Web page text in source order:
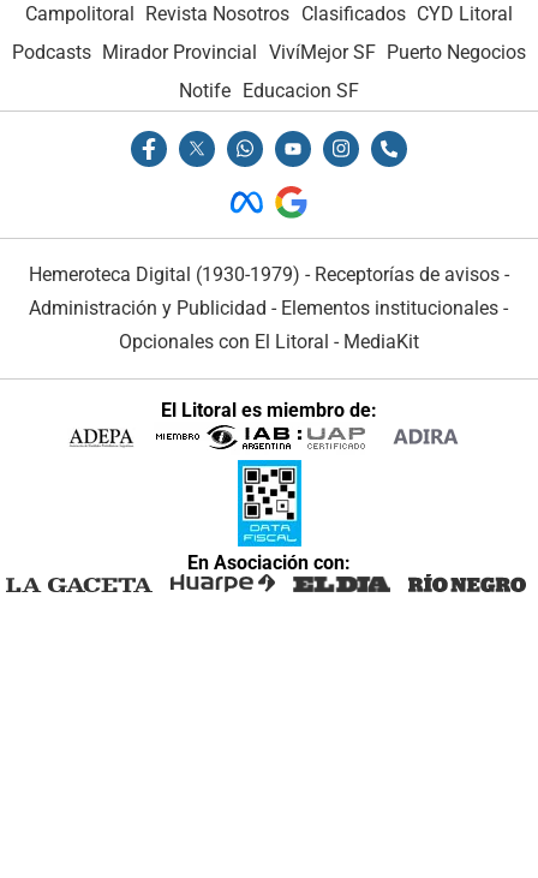
Campolitoral Revista Nosotros Clasificados CYD Litoral
Podcasts Mirador Provincial VivíMejor SF Puerto Negocios
Notife Educacion SF
Hemeroteca Digital (1930-1979) - Receptorías de avisos -
Administración y Publicidad - Elementos institucionales -
Opcionales con El Litoral - MediaKit
El Litoral es miembro de:
En Asociación con: